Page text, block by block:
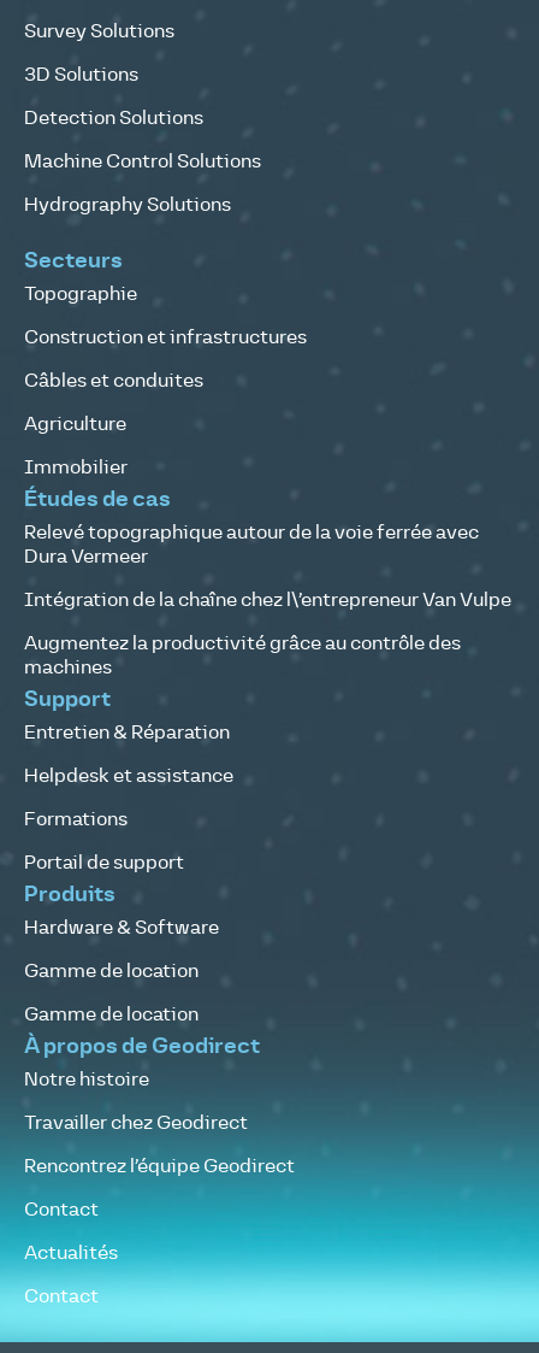
Survey Solutions
3D Solutions
Detection Solutions
Machine Control Solutions
Hydrography Solutions
Secteurs
Topographie
Construction et infrastructures
Câbles et conduites
Agriculture
Immobilier
Études de cas
Relevé topographique autour de la voie ferrée avec
Dura Vermeer
Intégration de la chaîne chez l\’entrepreneur Van Vulpe
Augmentez la productivité grâce au contrôle des
machines
Support
Entretien & Réparation
Helpdesk et assistance
Formations
Portail de support
Produits
Hardware & Software
Gamme de location
Gamme de location
À propos de Geodirect
Notre histoire
Travailler chez Geodirect
Rencontrez l’équipe Geodirect
Contact
Actualités
Contact